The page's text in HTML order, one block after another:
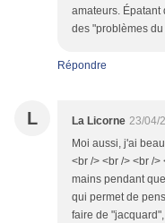
amateurs. Épatant
des "problèmes
Répondre
L La Licorne 23/04/
Moi aussi, j'ai
<br /> <br /> <br /
mains pendant
qui permet de
faire de